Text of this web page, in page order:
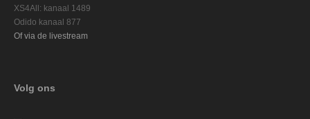
XS4All: kanaal 1489
Odido kanaal 877
Of via de livestream
Volg ons